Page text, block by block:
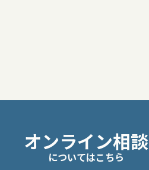
オンライン相談
についてはこちら